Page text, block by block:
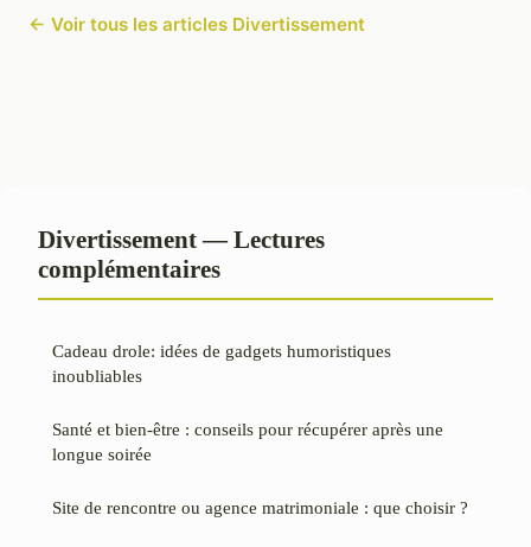
← Voir tous les articles Divertissement
Divertissement — Lectures
complémentaires
Cadeau drole: idées de gadgets humoristiques
inoubliables
Santé et bien-être : conseils pour récupérer après une
longue soirée
Site de rencontre ou agence matrimoniale : que choisir ?